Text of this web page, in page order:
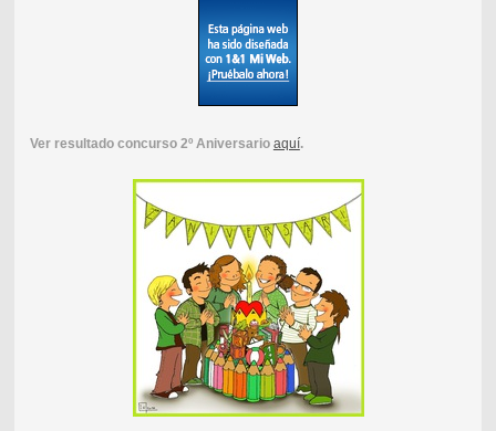
Ver resultado concurso 2º Aniversario aquí.